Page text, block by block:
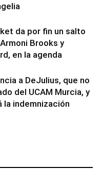
da por fin un salto
Brooks y
en la agenda
a DeJulius, que no
del UCAM Murcia, y
la indemnización